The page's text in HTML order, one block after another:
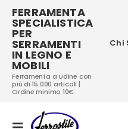
FERRAMENTA
SPECIALISTICA
PER
SERRAMENTI
IN LEGNO E
MOBILI
Ferramenta a Udine con
più di 15.000 articoli |
Ordine minimo 10€
Chi